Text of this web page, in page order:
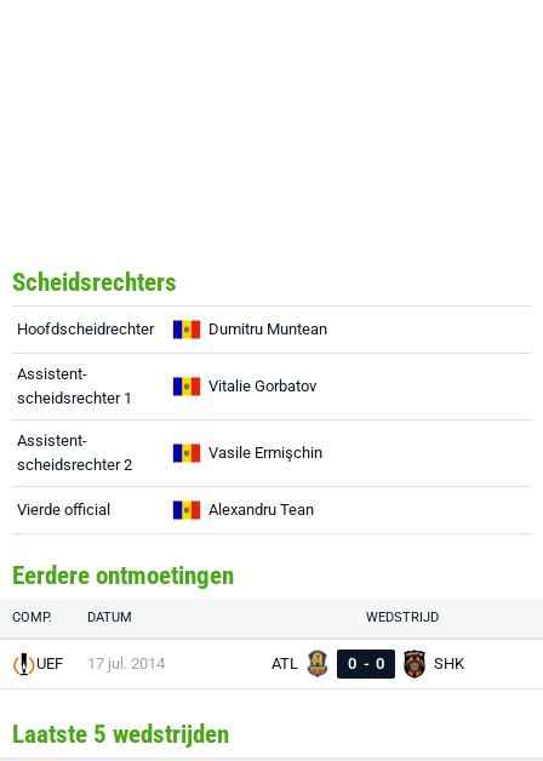
Scheidsrechters
Hoofdscheidrechter Dumitru Muntean
Assistent-
scheidsrechter 1
Vitalie Gorbatov
Assistent-
scheidsrechter 2
Vasile Ermişchin
Vierde official Alexandru Tean
Eerdere ontmoetingen
COMP. DATUM WEDSTRIJD
UEF 17 jul. 2014 ATL 0 - 0 SHK
Laatste 5 wedstrijden